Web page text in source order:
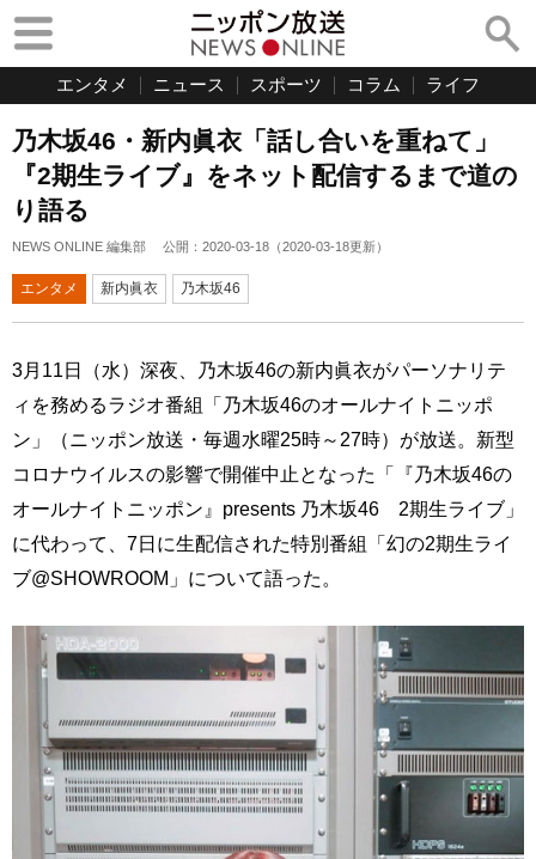
エンタメ ニュース スポーツ コラム ライフ
乃木坂46・新内眞衣「話し合いを重ねて」
『2期生ライブ』をネット配信するまで道の
り語る
NEWS ONLINE 編集部 公開： 2020-03-18 （2020-03-18更新）
エンタメ 新内眞衣 乃木坂46
3月11日（水）深夜、乃木坂46の新内眞衣がパーソナリテ
ィを務めるラジオ番組「乃木坂46のオールナイトニッポ
ン」（ニッポン放送・毎週水曜25時～27時）が放送。新型
コロナウイルスの影響で開催中止となった「『乃木坂46の
オールナイトニッポン』presents 乃木坂46 2期生ライブ」
に代わって、7日に生配信された特別番組「幻の2期生ライ
ブ@SHOWROOM」について語った。